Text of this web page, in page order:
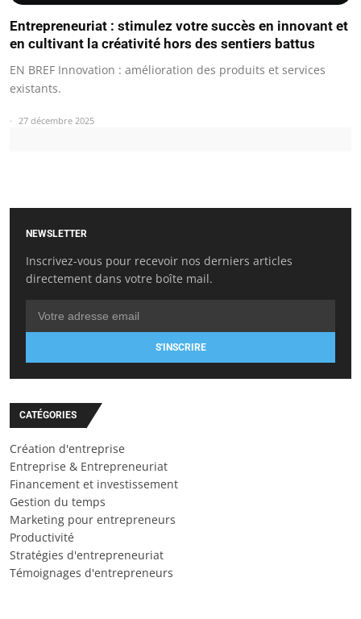
Entrepreneuriat : stimulez votre succès en innovant et
en cultivant la créativité hors des sentiers battus
EN BREF Innovation : amélioration des produits et services
existants.
27 décembre 2025
NEWSLETTER
Inscrivez-vous pour recevoir nos derniers articles
directement dans votre boîte mail.
S'INSCRIRE
CATÉGORIES
Création d'entreprise
Entreprise & Entrepreneuriat
Financement et investissement
Gestion du temps
Marketing pour entrepreneurs
Productivité
Stratégies d'entrepreneuriat
Témoignages d'entrepreneurs